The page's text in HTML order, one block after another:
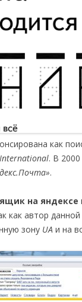
как
. В
.
на яндексе
как автор
зону UA и на